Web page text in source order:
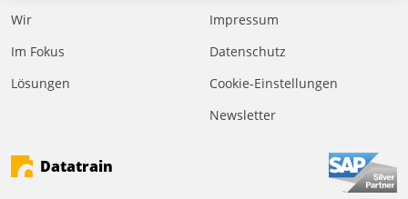
gemeinsam mit der Berliner Datatrain GmbH den
Teilprozess der Objektsanierung digitalisiert.
Wir
Im Fokus
Lösungen
Impressum
Datenschutz
Cookie-Einstellungen
Newsletter
Datatrain